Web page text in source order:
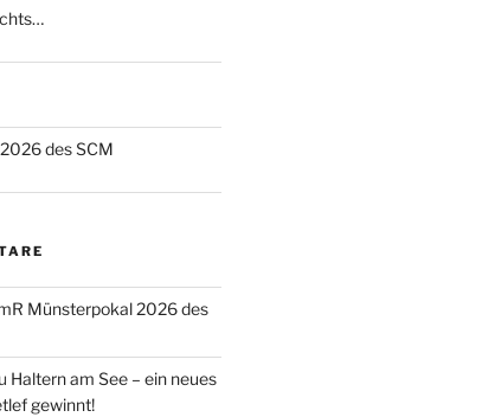
des SCM
Münsterpokal 2026 des
Haltern am See – ein neues
gewinnt!